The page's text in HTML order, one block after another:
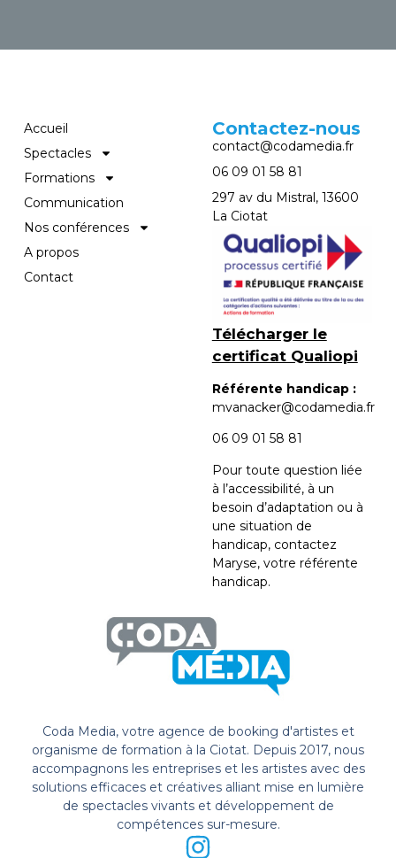
Coda Media, votre agence de booking d'artistes et
organisme de formation à la Ciotat. Depuis 2017, nous
accompagnons les entreprises et les artistes avec des
solutions efficaces et créatives alliant mise en lumière
de spectacles vivants et développement de
compétences sur-mesure.
Accueil
Spectacles
Formations
Communication
Nos conférences
A propos
Contact
Contactez-nous
contact@codamedia.fr​
06 09 01 58 81​
297 av du Mistral, 13600
La Ciotat
Télécharger le
certificat Qualiopi
Référente handicap :
mvanacker@codamedia.fr
06 09 01 58 81​
Pour toute question liée
à l’accessibilité, à un
besoin d’adaptation ou à
une situation de
handicap, contactez
Maryse, votre référente
handicap.